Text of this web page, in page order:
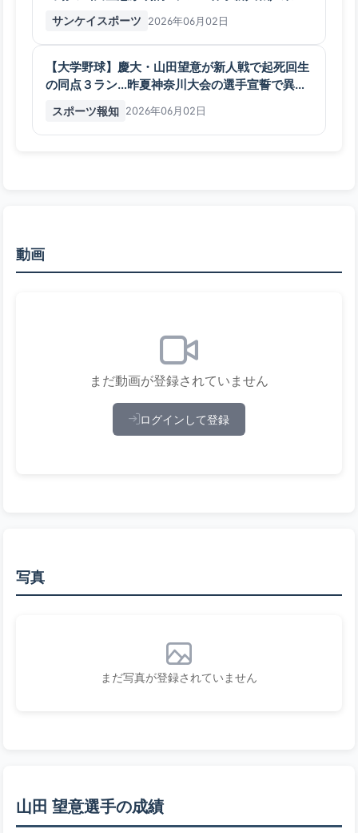
六大学
サンケイスポーツ 2026年06月02日
【大学野球】慶大・山田望意が新人戦で起死回生
の同点３ラン…昨夏神奈川大会の選手宣誓で異例
の嘆願が話題に - スポーツ報知
スポーツ報知 2026年06月02日
動画
まだ動画が登録されていません
ログインして登録
写真
まだ写真が登録されていません
山田 望意選手の成績